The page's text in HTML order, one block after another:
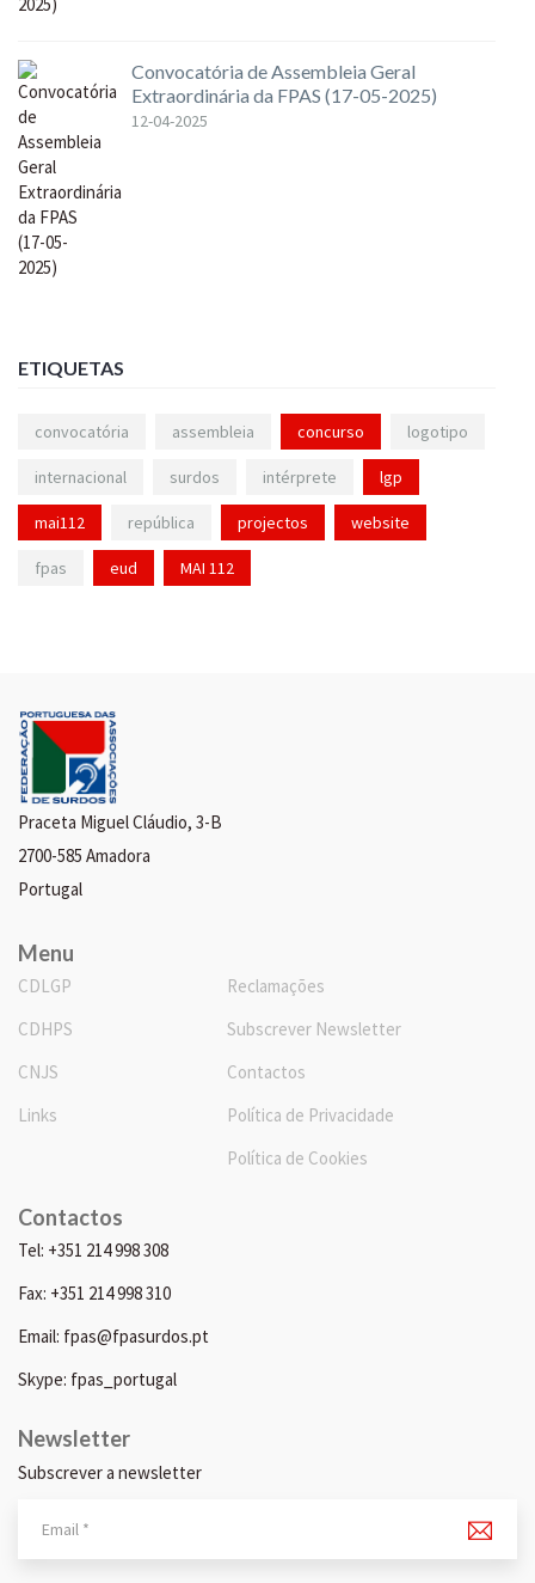
Convocatória de Assembleia Geral
Extraordinária da FPAS (17-05-2025)
12-04-2025
ETIQUETAS
convocatória assembleia concurso logotipo
internacional surdos intérprete lgp
mai112 república projectos website
fpas eud MAI 112
Praceta Miguel Cláudio, 3-B
2700-585 Amadora
Portugal
Menu
CDLGP
CDHPS
CNJS
Links
Reclamações
Subscrever Newsletter
Contactos
Política de Privacidade
Política de Cookies
Contactos
Tel: +351 214 998 308
Fax: +351 214 998 310
Email: fpas@fpasurdos.pt
Skype: fpas_portugal
Newsletter
Subscrever a newsletter